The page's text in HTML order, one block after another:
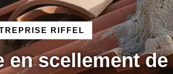
RIFFEL
en scellement de